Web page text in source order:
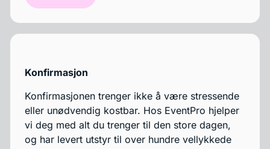
Konfirmasjon
Konfirmasjonen trenger ikke å være stressende
eller unødvendig kostbar. Hos EventPro hjelper
vi deg med alt du trenger til den store dagen,
og har levert utstyr til over hundre vellykkede